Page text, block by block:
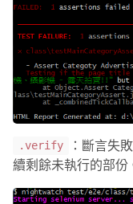
.verify
：斷言失
續剩餘未執行的部份